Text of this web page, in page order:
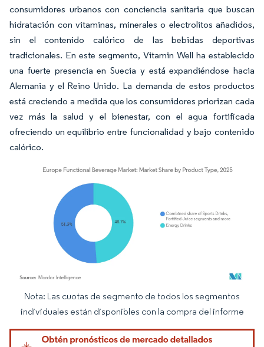
consumidores urbanos con conciencia sanitaria que buscan
hidratación con vitaminas, minerales o electrolitos añadidos,
sin el contenido calórico de las bebidas deportivas
tradicionales. En este segmento, Vitamin Well ha establecido
una fuerte presencia en Suecia y está expandiéndose hacia
Alemania y el Reino Unido. La demanda de estos productos
está creciendo a medida que los consumidores priorizan cada
vez más la salud y el bienestar, con el agua fortificada
ofreciendo un equilibrio entre funcionalidad y bajo contenido
calórico.
Imagen © Mordor Intelligence. El uso requiere atribución según CC BY 4.0.
Nota: Las cuotas de segmento de todos los segmentos
individuales están disponibles con la compra del informe